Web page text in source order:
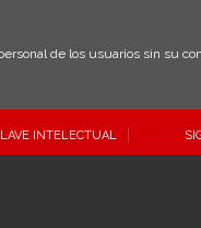
de los usuarios sin su
INTELECTUAL